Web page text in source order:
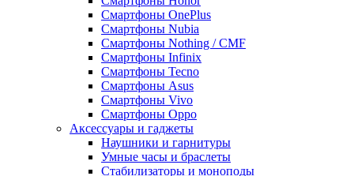
Смартфоны OnePlus
Смартфоны Nubia
Смартфоны Nothing / CMF
Смартфоны Infinix
Смартфоны Tecno
Смартфоны Asus
Смартфоны Vivo
Смартфоны Oppo
Аксессуары и гаджеты
Наушники и гарнитуры
Умные часы и браслеты
Стабилизаторы и моноподы